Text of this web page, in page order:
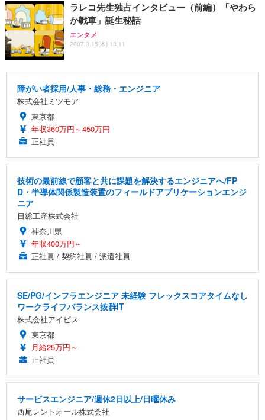
ラレコ先生独占インタビュー（前編）「やわら
か戦車」誕生秘話
エンタメ
2007.3.15(木) 13:11
障がい者採用/人事・総務・エンジニア
株式会社ミツモア
東京都
年収360万円～450万円
正社員
技術の最前線で顧客と共に課題を解決するエンジニアへ/FP
D・半導体関係製造装置のフィールドアプリケーションエンジ
ニア
日総工産株式会社
神奈川県
年収400万円～
正社員 / 契約社員 / 派遣社員
SE/PG/インフラエンジニア 未経験 フレックスコアタイムなし
ワークライフバランス抜群IT
株式会社アイビス
東京都
月給25万円～
正社員
サービスエンジニア/週休2日以上/日曜休み
西尾レントオール株式会社